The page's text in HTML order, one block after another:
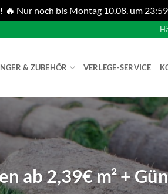
🔥 Nur noch bis Montag 10.08. um
& ZUBEHÖR VERLEGE-SERVICE
ab 2,39€ m² +